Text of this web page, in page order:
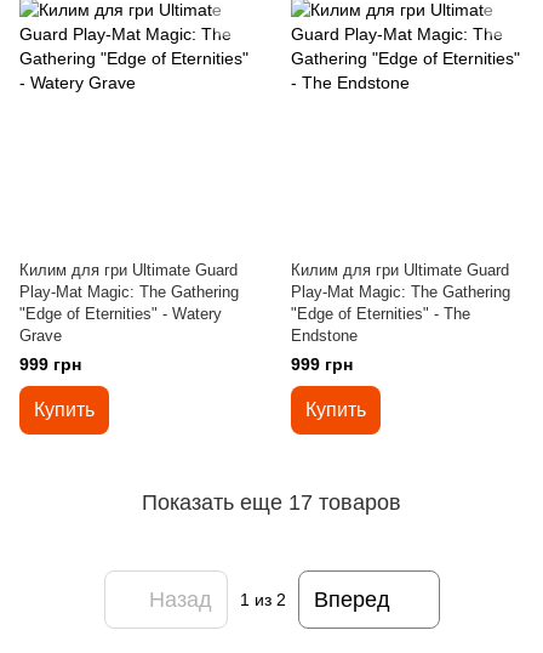
Килим для гри Ultimate Guard
Play-Mat Magic: The Gathering
"Edge of Eternities" - Watery
Grave
999 грн
Купить
Килим для гри Ultimate Guard
Play-Mat Magic: The Gathering
"Edge of Eternities" - The
Endstone
999 грн
Купить
Показать еще 17 товаров
Назад 1 из 2 Вперед